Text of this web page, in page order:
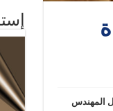
المهندس